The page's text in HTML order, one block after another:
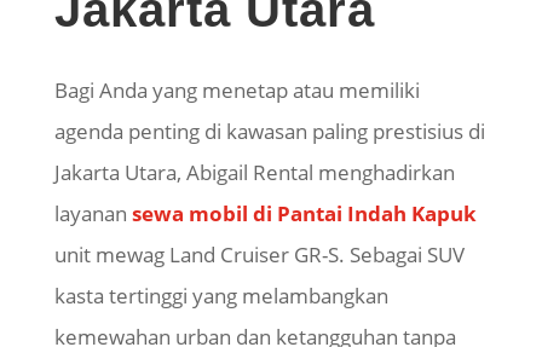
Bagi Anda yang menetap atau memiliki
agenda penting di kawasan paling prestisius di
Jakarta Utara, Abigail Rental menghadirkan
layanan sewa mobil di Pantai Indah Kapuk
unit mewag Land Cruiser GR-S. Sebagai SUV
kasta tertinggi yang melambangkan
kemewahan urban dan ketangguhan tanpa